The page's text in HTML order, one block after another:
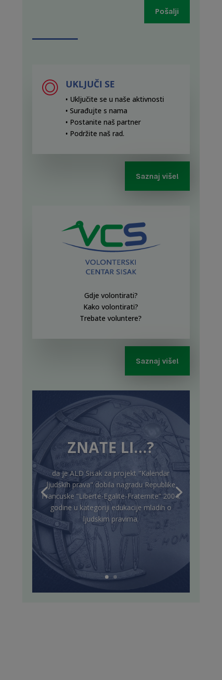
Pošalji
UKLJUČI SE
• Uključite se u naše aktivnosti
• Surađujte s nama
• Postanite naš partner
• Podržite naš rad.
Saznaj više!
Gdje volontirati?
Kako volontirati?
Trebate voluntere?
Saznaj više!
ZNATE LI…?
da je ALD Sisak za projekt "Kalendar
ljudskih prava" dobila nagradu Republike
Francuske “Liberte-Egalite-Fraternite” 2004.
godine u kategoriji edukacije mladih o
ljudskim pravima.